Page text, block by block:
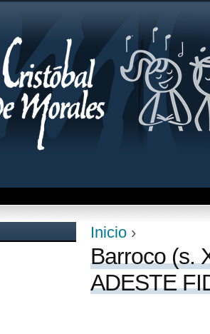
Se encuentra
Inicio ›
Barroco (s.
ADESTE